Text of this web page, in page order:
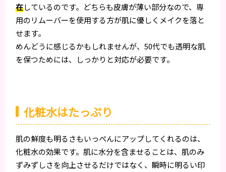
在しているのです。どちらも皮膚が薄い部分なので、専
用のリムーバーを使用する方が肌に優しくメイクを落と
せます。
めんどうに感じるかもしれませんが、50代でも透明な肌
を保つためには、しっかりと対応が必要です。
化粧水はたっぷり
肌の鮮度も明るさもいっぺんにアップしてくれるのは、
化粧水の効果です。肌に水分を含ませることは、肌のみ
ずみずしさを向上させるだけではなく、瞬時に明るい印